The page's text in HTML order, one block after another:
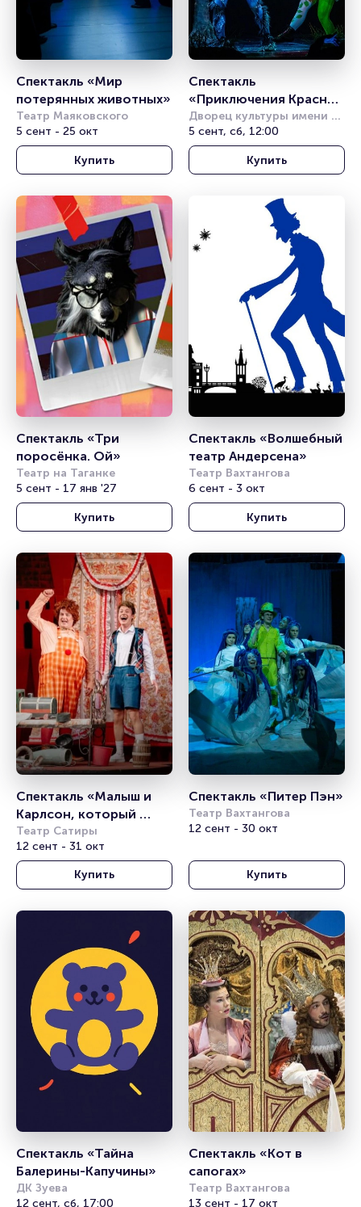
Спектакль «Мир
потерянных животных»
Театр Маяковского
5 сент - 25 окт
Купить
Спектакль
«Приключения Красной
Шапочки, или Правила
дорожного движения»
Дворец культуры имени
Горбунова
5 сент, сб, 12:00
Купить
Спектакль «Три
поросёнка. Ой»
Театр на Таганке
5 сент - 17 янв '27
Купить
Спектакль «Волшебный
театр Андерсена»
Театр Вахтангова
6 сент - 3 окт
Купить
Спектакль «Малыш и
Карлсон, который
живет на крыше»
Театр Сатиры
12 сент - 31 окт
Купить
Спектакль «Питер Пэн»
Театр Вахтангова
12 сент - 30 окт
Купить
Спектакль «Тайна
Балерины-Капучины»
ДК Зуева
12 сент, сб, 17:00
Спектакль «Кот в
сапогах»
Театр Вахтангова
13 сент - 17 окт